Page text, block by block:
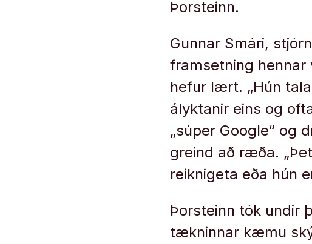
Þorsteinn.
Gunnar Smári,
framsetning
hefur lært. „Hún
ályktanir eins og
„súper Google“ og
greind að ræða.
reiknigeta eða hún
Þorsteinn tók undir
tækninnar kæmu